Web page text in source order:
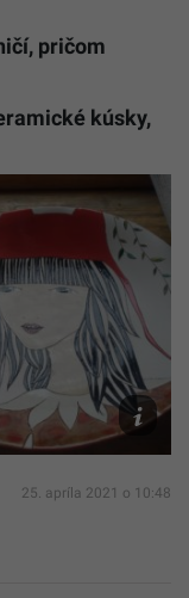
pričom
kúsky,
JOKOU
25. apríla 2021 o 10:48